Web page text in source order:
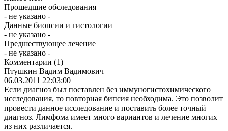
Прошедшие обследования
- не указано -
Данные биопсии и гистологии
- не указано -
Предшествующее лечение
- не указано -
Комментарии (1)
Птушкин Вадим Вадимович
06.03.2011 22:03:00
Если диагноз был поставлен без иммуногистохимического
исследования, то повторная бипсия необходима. Это позволит
провести данное исследование и поставить более точный
диагноз. Лимфома имеет много вариантов и лечение многих
из них различается.